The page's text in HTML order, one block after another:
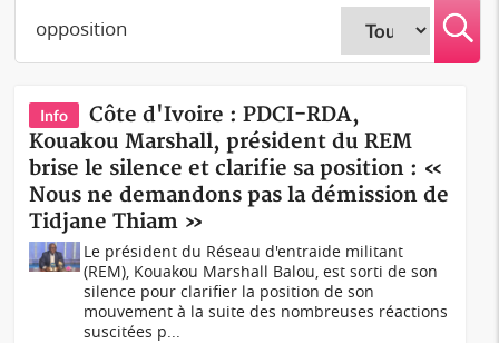
Info
Côte d'Ivoire : PDCI-RDA,
Kouakou Marshall, président du REM
brise le silence et clarifie sa position : «
Nous ne demandons pas la démission de
Tidjane Thiam »
Le président du Réseau d'entraide militant
(REM), Kouakou Marshall Balou, est sorti de son
silence pour clarifier la position de son
mouvement à la suite des nombreuses réactions
suscitées p...